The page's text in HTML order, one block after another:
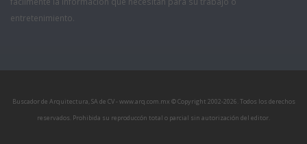
entretenimiento.
Buscador de Arquitectura, SA de CV - www.arq.com.mx © Copyright 2002-2026. Todos los derechos
reservados. Prohibida su reproduccón total o parcial sin autorización del editor.